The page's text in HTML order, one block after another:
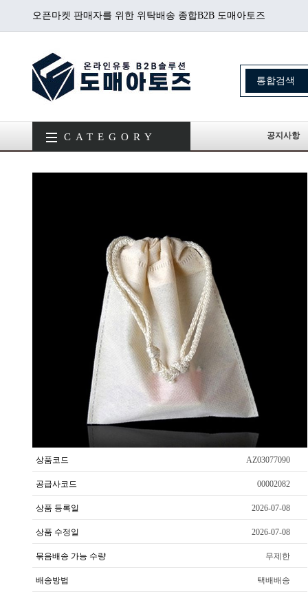
오픈마켓 판매자를 위한 위탁배송 종합B2B 도매아토즈
CATEGORY 공지사항
상품코드 AZ03077090
공급사코드 00002082
상품 등록일 2026-07-08
상품 수정일 2026-07-08
묶음배송 가능 수량 무제한
배송방법 택배배송